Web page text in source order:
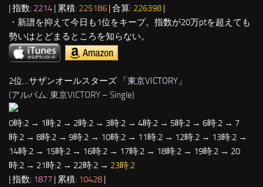
| 指数: 2214 | 累積: 225186 | 合算: 226398 |
・新譜を抑えて今日も1位をキープ。指数が20万ptを超えても
勢いはとどまるところを知らない。
2位…サザンオールスターズ 「東京VICTORY 」
(アルバム: 東京VICTORY – Single)
0時:2 → 1時:2 → 2時:2 → 3時:2 → 4時:2 → 5時:2 → 6時:2 → 7
時:2 → 8時:2 → 9時:2 → 10時:2 → 11時:2 → 12時:2 → 13時:2 →
14時:2 → 15時:2 → 16時:2 → 17時:2 → 18時:2 → 19時:2 → 20
時:2 → 21時:2 → 22時:2 → 23時:2
| 指数: 1877 | 累積: 10428 |